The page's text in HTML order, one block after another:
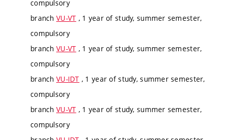
compulsory
branch VU-VT , 1 year of study, summer semester,
compulsory
branch VU-VT , 1 year of study, summer semester,
compulsory
branch VU-IDT , 1 year of study, summer semester,
compulsory
branch VU-VT , 1 year of study, summer semester,
compulsory